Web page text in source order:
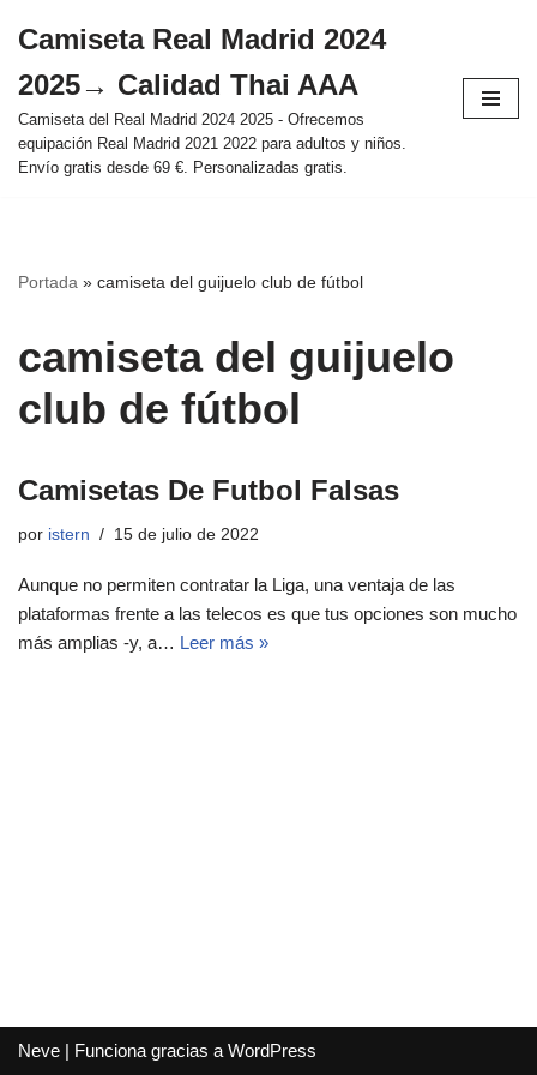
al
contenido
Camiseta Real Madrid 2024
2025→ Calidad Thai AAA
Camiseta del Real Madrid 2024 2025 - Ofrecemos
equipación Real Madrid 2021 2022 para adultos y niños.
Envío gratis desde 69 €. Personalizadas gratis.
Portada » camiseta del guijuelo club de fútbol
camiseta del guijuelo
club de fútbol
Camisetas De Futbol Falsas
por istern 15 de julio de 2022
Aunque no permiten contratar la Liga, una ventaja de las
plataformas frente a las telecos es que tus opciones son mucho
más amplias -y, a… Leer más »
Neve | Funciona gracias a WordPress